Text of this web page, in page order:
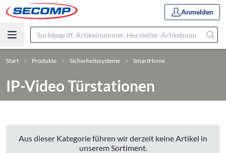
Anmelden
Start Produkte Sicherheitssysteme SmartHome
IP-Video Türstationen
Aus dieser Kategorie führen wir derzeit keine Artikel in
unserem Sortiment.